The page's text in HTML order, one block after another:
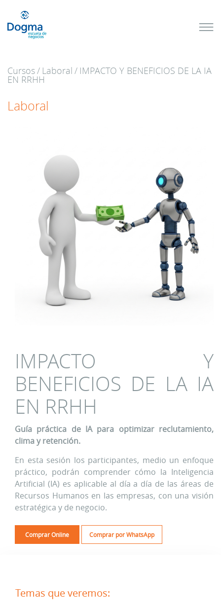
Cursos/ Laboral / IMPACTO Y BENEFICIOS DE LA IA
EN RRHH
Laboral
IMPACTO Y
BENEFICIOS DE LA IA
EN RRHH
Guía práctica de IA para optimizar reclutamiento,
clima y retención.
En esta sesión los participantes, medio un enfoque
práctico, podrán comprender cómo la Inteligencia
Artificial (IA) es aplicable al día a día de las áreas de
Recursos Humanos en las empresas, con una visión
estratégica y de negocio.
Comprar Online Comprar por WhatsApp
Temas que veremos:
próximos
TRIBUTACIÓN
Más Cursos